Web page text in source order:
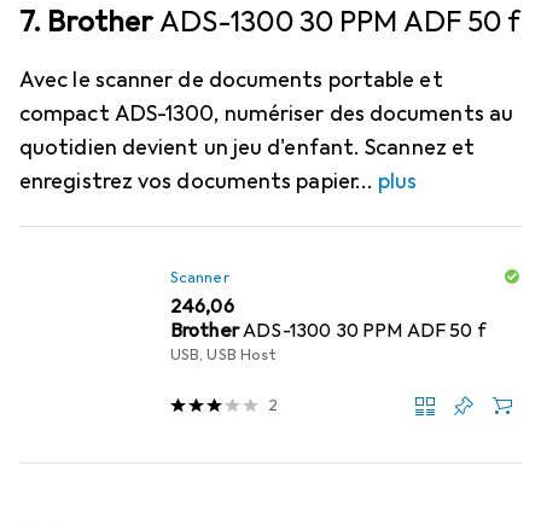
7. BrotherADS-1300 30 PPM ADF 50 f
Avec le scanner de documents portable et
compact ADS-1300, numériser des documents au
quotidien devient un jeu d'enfant. Scannez et
enregistrez vos documents papier
plus
Scanner
EUR
246,06
BrotherADS-1300 30 PPM ADF 50 f
USB, USB Host
2